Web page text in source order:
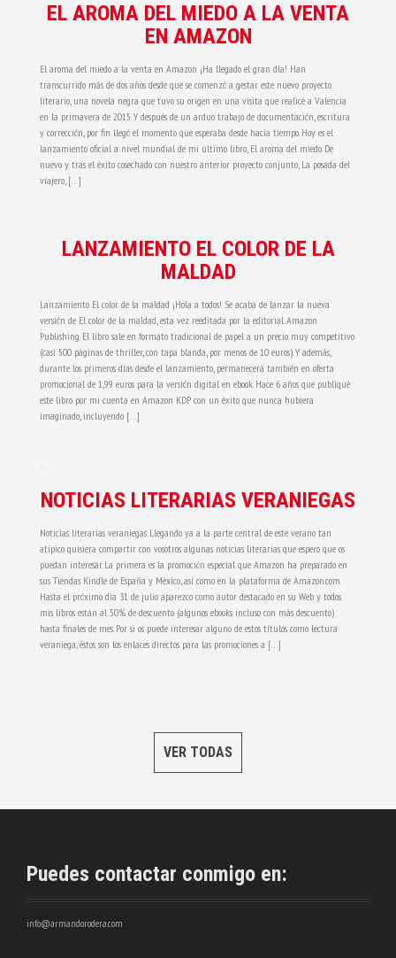
EL AROMA DEL MIEDO A LA VENTA
EN AMAZON
El aroma del miedo a la venta en Amazon ¡Ha llegado el gran día! Han
transcurrido más de dos años desde que se comenzó a gestar este nuevo proyecto
literario, una novela negra que tuvo su origen en una visita que realicé a Valencia
en la primavera de 2015. Y después de un arduo trabajo de documentación, escritura
y corrección, por fin llegó el momento que esperaba desde hacía tiempo. Hoy es el
lanzamiento oficial a nivel mundial de mi último libro, El aroma del miedo. De
nuevo y tras el éxito cosechado con nuestro anterior proyecto conjunto, La posada del
viajero, […]
LANZAMIENTO EL COLOR DE LA
MALDAD
Lanzamiento El color de la maldad ¡Hola a todos! Se acaba de lanzar la nueva
versión de El color de la maldad, esta vez reeditada por la editorial Amazon
Publishing. El libro sale en formato tradicional de papel a un precio muy competitivo
(casi 500 páginas de thriller, con tapa blanda, por menos de 10 euros). Y además,
durante los primeros días desde el lanzamiento, permanecerá también en oferta
promocional de 1,99 euros para la versión digital en ebook. Hace 6 años que publiqué
este libro por mi cuenta en Amazon KDP con un éxito que nunca hubiera
imaginado, incluyendo […]
NOTICIAS LITERARIAS VERANIEGAS
Noticias literarias veraniegas Llegando ya a la parte central de este verano tan
atípico quisiera compartir con vosotros algunas noticias literarias que espero que os
puedan interesar. La primera es la promoción especial que Amazon ha preparado en
sus Tiendas Kindle de España y México, así como en la plataforma de Amazon.com.
Hasta el próximo día 31 de julio aparezco como autor destacado en su Web y todos
mis libros están al 50% de descuento (algunos ebooks incluso con más descuento)
hasta finales de mes. Por si os puede interesar alguno de estos títulos como lectura
veraniega, éstos son los enlaces directos para las promociones a […]
VER TODAS
Puedes contactar conmigo en:
info@armandorodera.com